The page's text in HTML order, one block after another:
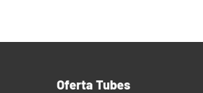
Oferta Tubes